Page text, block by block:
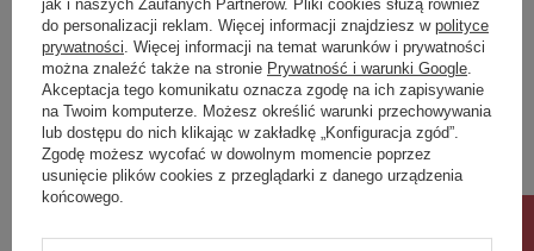
Twoja ocena:
5/5
Treść twojej opinii
jak i naszych Zaufanych Partnerów. Pliki cookies służą również
do personalizacji reklam. Więcej informacji znajdziesz w polityce
prywatności . Więcej informacji na temat warunków i prywatności
można znaleźć także na stronie Prywatność i warunki Google
Akceptacja tego komunikatu oznacza zgodę na ich zapisywanie
na Twoim komputerze. Możesz określić warunki przechowywania
lub dostępu do nich klikając w zakładkę „Konfiguracja zgód”.
Zgodę możesz wycofać w dowolnym momencie poprzez
usunięcie plików cookies z przeglądarki z danego urządzenia
końcowego.